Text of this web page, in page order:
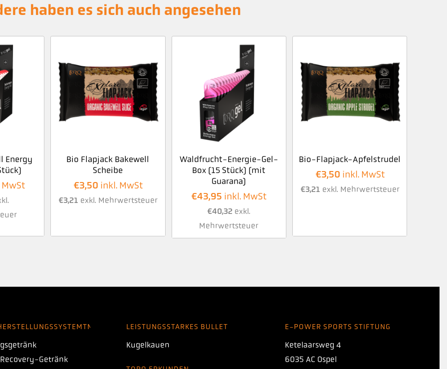
haben es sich auch angesehen
Energy
Bio Flapjack Bakewell
Scheibe
€3,50 inkl. MwSt
€3,21 exkl. Mehrwertsteuer
Waldfrucht-Energie-Gel-
Box (15 Stück) (mit
Guarana)
€43,95 inkl. MwSt
€40,32 exkl.
Mehrwertsteuer
Bio-Flapjack-Apfelstrudel
€3,50 inkl. MwSt
€3,21 exkl. Mehrwertsteuer
Getränk
LEISTUNGSSTARKES BULLET
Kugelkauen
E-POWER SPORTS STIFTUNG
Ketelaarsweg 4
6035 AC Ospel